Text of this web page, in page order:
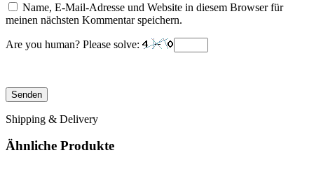
Name, E-Mail-Adresse und Website in diesem Browser für
meinen nächsten Kommentar speichern.
Are you human? Please solve:
Shipping & Delivery
Ähnliche Produkte